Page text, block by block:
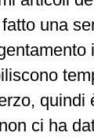
una
quindi
ci ha